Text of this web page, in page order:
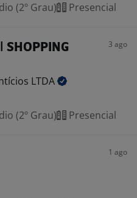
(2º Grau) Presencial
SHOPPING
3 ago
LTDA
(2º Grau) Presencial
1 ago